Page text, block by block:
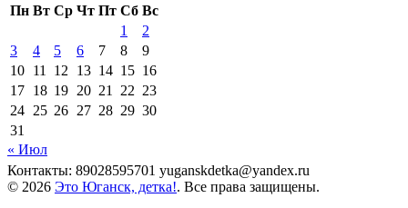
Пн Вт Ср Чт Пт Сб Вс
1
2
3
4 5 6 7 8
9
10 11 12 13 14 15 16
17 18 19 20 21 22 23
24 25 26 27 28 29 30
31
« Июл
Контакты: 89028595701 yuganskdetka@yandex.ru
© 2026 Это Юганск, детка!. Все права защищены.